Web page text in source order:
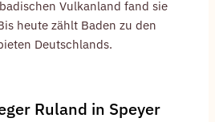
Vulkanland fand sie
heute zählt Baden zu den
Deutschlands.
Ruland in Speyer